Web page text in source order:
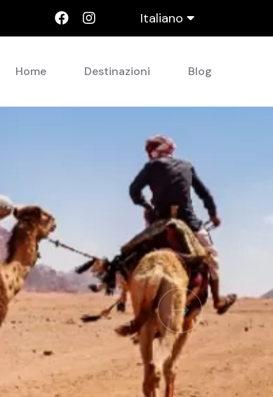
Italiano
Home Destinazioni Blog